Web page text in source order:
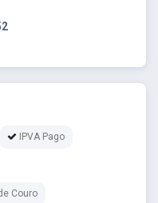
IPVA Pago
Couro